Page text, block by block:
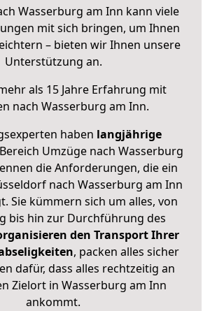
Wasserburg am Inn kann viele
mit sich bringen, um Ihnen
– bieten wir Ihnen unsere
Unterstützung an.
als 15 Jahre Erfahrung mit
nach Wasserburg am Inn.
haben langjährige
Umzüge nach Wasserburg
die Anforderungen, die ein
nach Wasserburg am Inn
Sie kümmern sich um alles, von
bis hin zur Durchführung des
den Transport Ihrer
, packen alles sicher
dafür, dass alles rechtzeitig an
Zielort in Wasserburg am Inn
ankommt.